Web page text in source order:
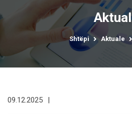
Aktual
Shtëpi Aktuale
09.12.2025 |